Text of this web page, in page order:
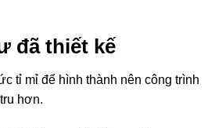
đã thiết kế
tỉ mỉ để hình thành nên công trình
hơn.